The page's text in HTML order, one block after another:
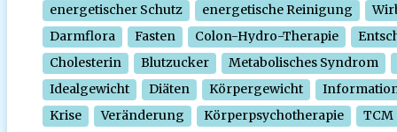
energetischer Schutz
energetische Reinigung
Darmflora
Fasten Colon-Hydro-Therapie
Cholesterin
Blutzucker
Metabolisches Syndrom
Idealgewicht
Diäten Körpergewicht
Krise
Veränderung Körperpsychotherapie
TCM